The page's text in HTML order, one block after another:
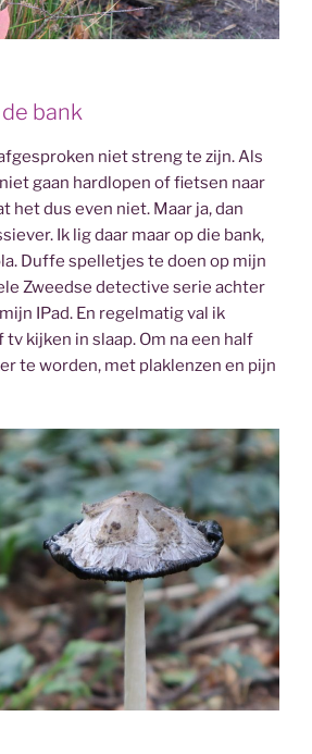
bank
niet streng te zijn. Als
gaan hardlopen of fietsen naar
het dus even niet. Maar ja, dan
Ik lig daar maar op die bank,
Duffe spelletjes te doen op mijn
Zweedse detective serie achter
IPad. En regelmatig val ik
kijken in slaap. Om na een half
te worden, met plaklenzen en pijn